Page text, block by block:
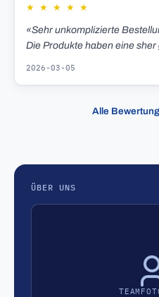
★ ★ ★ ★ ★
«Sehr unkomplizierte
Die Produkte haben eine sher
2026-03-05
Alle
ÜBER UNS